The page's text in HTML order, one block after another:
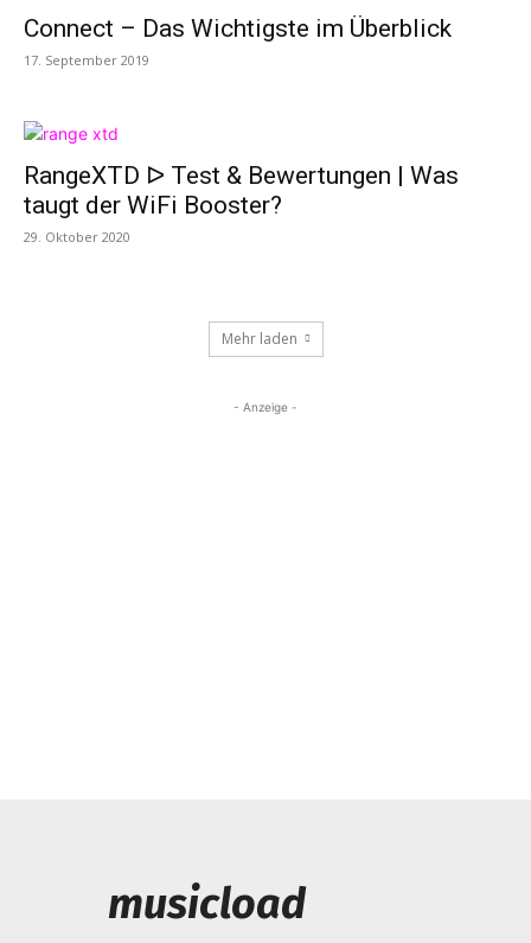
Connect – Das Wichtigste im Überblick
17. September 2019
RangeXTD ᐅ Test & Bewertungen | Was
taugt der WiFi Booster?
29. Oktober 2020
Mehr laden
- Anzeige -
musicload